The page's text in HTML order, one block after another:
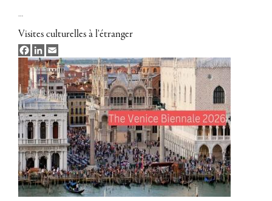
…
Visites culturelles à l'étranger
FacebookLinkedIn